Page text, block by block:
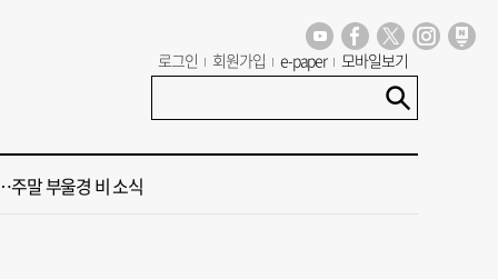
로그인 회원가입 e-paper 모바일보기
보 오늘의 운세] 8월 9일(음 6월 27일)
보 오늘의 운세] 8월 7일(음 6월 25일)
말 부울경 비 소식